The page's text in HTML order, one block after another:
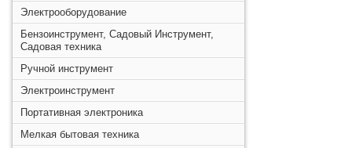
Электрооборудование
Бензоинструмент, Садовый Инструмент,
Садовая техника
Ручной инструмент
Электроинструмент
Портативная электроника
Мелкая бытовая техника